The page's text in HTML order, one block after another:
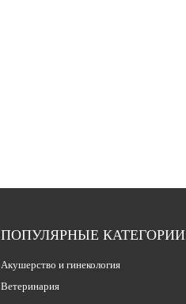
ПОПУЛЯРНЫЕ КАТЕГОРИИ
Акушерство и гинекология
Ветеринария